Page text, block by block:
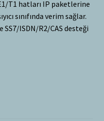
T1 hatları IP paketlerine
sınıfında verim sağlar.
SS7/ISDN/R2/CAS desteği